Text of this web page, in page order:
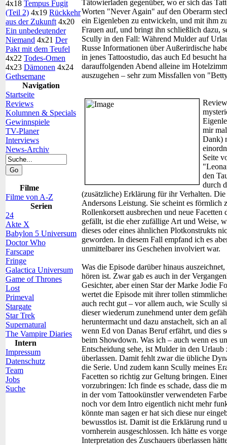
4x18 Tempus Fugit
(Teil 2) 4x19 Rückkehr
aus der Zukunft 4x20
Ein unbedeutender
Niemand 4x21 Der
Pakt mit dem Teufel
4x22 Todes-Omen
4x23 Dämonen 4x24
Gethsemane
Navigation
Startseite
Reviews
Kolumnen & Specials
Gewinnspiele
TV-Planer
Interviews
News-Archiv
Filme
Filme von A-Z
Serien
24
Akte X
Babylon 5 Universum
Doctor Who
Farscape
Fringe
Galactica Universum
Game of Thrones
Lost
Primeval
Stargate
Star Trek
Supernatural
The Vampire Diaries
Intern
Impressum
Datenschutz
Team
Jobs
Suche
Tätowierladen gegenüber, wo er sich das
Worten "Never Again" auf den Oberarm
ein Eigenleben zu entwickeln, und mit ihm
Frauen auf, und bringt ihn schließlich dazu,
Scully in den Fall: Während Mulder auf
Russe Informationen über Außerirdische
in jenes Tattoostudio, das auch Ed besucht
darauffolgenden Abend alleine im
auszugehen – sehr zum Missfallen von
mir
Dank)
Seite
den
durch
(zusätzliche) Erklärung für ihr Verhalten.
Andersons Leistung. Sie scheint es förmlich
Rollenkorsett ausbrechen und neue
gefällt, ist die eher zufällige Art und Weise,
dieses oder eines ähnlichen Plotkonstrukts
geworden. In diesem Fall empfand ich es
unmittelbarer ins Geschehen involviert war.
Was die Episode darüber hinaus
hören ist. Zwar gab es auch in der
Gesichter, aber einen Star der Marke Jodie
wertet die Episode mit ihrer tollen
auch recht gut – vor allem auch, wie Scully
dieser wiederum zunehmend unter dem
heruntermacht und dazu anstachelt, sich an
wenn Ed von Danas Beruf erfährt, und dies
beim Showdown. Was ich – auch wenn es
Entscheidung sehe, ist Mulder in den
überlassen. Damit fehlt zwar die übliche
die Serie. Und zudem kann Scully meines
Facetten so richtig zur Geltung bringen.
vorzubringen: Ich finde es schade, dass die
in der vom Tattookünstler verwendeten
noch vor dem Intro eigentlich nicht mehr
könnte man sagen er hat sich diese nur
bewusstlos ist. Damit ist die Erklärung rund
vornherein ausgeschlossen. Ich hätte es
Interpretation des Zuschauers überlassen